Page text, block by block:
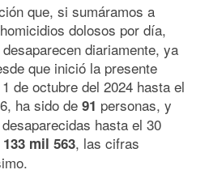
que, si sumáramos a
homicidios dolosos por día,
diariamente, ya
que inició la presente
de octubre del 2024 hasta el
ha sido de 91 personas, y
hasta el 30
133 mil 563, las cifras